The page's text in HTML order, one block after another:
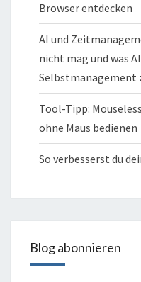
Browser entdecken
AI und
nicht mag und was
Selbstmanagement
Tool-Tipp:
ohne Maus bedienen
So verbesserst du
Blog abonnieren